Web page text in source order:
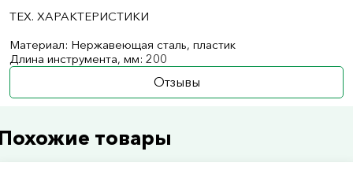
ТЕХ. ХАРАКТЕРИСТИКИ
Материал: Нержавеющая сталь, пластик
Длина инструмента, мм: 200
Отзывы
товары